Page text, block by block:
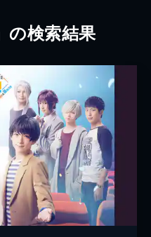
の検索結果